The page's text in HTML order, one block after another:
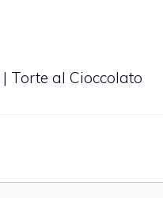
Torte al Cioccolato